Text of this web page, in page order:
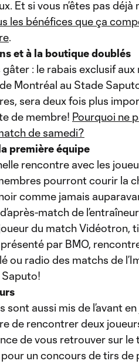
Et si vous n’êtes pas déjà
les bénéfices que ça
.
et à la boutique doublés
gâter : le rabais exclusif
Montréal au Stade
sera deux fois plus
de membre! Pourquoi ne
de samedi?
première équipe
rencontre avec les
pourront courir la
comme jamais
match de
du match Vidéotron,
par BMO,
ou radio des matchs de
Saputo!
aussi mis de l’avant en
de rencontrer deux
de vous retrouver sur le
un concours de tirs de